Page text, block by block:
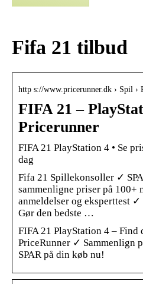
Fifa 21 tilbud
http s://www.pricerunner.dk › Spil ›
FIFA 21 –
Pricerunner
FIFA 21 PlayStation 4 • Se
dag
Fifa 21 Spillekonsoller ✓
sammenligne priser på
anmeldelser og eksperttest
Gør den bedste …
FIFA 21 PlayStation 4 – Find
PriceRunner ✓ Sammenlign
SPAR på din køb nu!